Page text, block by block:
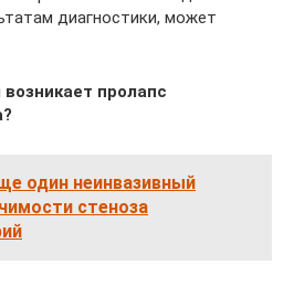
диагностики, может
пролапс
один неинвазивный
стеноза